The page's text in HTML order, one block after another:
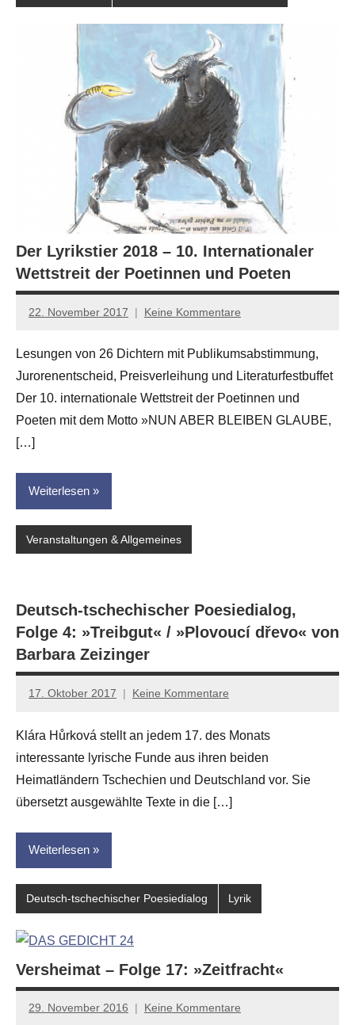
Der Lyrikstier 2018 – 10. Internationaler
Wettstreit der Poetinnen und Poeten
22. November 2017
Anton
Leitner
Keine Kommentare
Lesungen von 26 Dichtern mit Publikumsabstimmung,
Jurorenentscheid, Preisverleihung und Literaturfestbuffet
Der 10. internationale Wettstreit der Poetinnen und
Poeten mit dem Motto »NUN ABER BLEIBEN GLAUBE,
[…]
Weiterlesen
Veranstaltungen & Allgemeines
Deutsch-tschechischer Poesiedialog,
Folge 4: »Treibgut« / »Plovoucí dřevo« von
Barbara Zeizinger
17. Oktober 2017
Anton
Leitner
Keine Kommentare
Klára Hůrková stellt an jedem 17. des Monats
interessante lyrische Funde aus ihren beiden
Heimatländern Tschechien und Deutschland vor. Sie
übersetzt ausgewählte Texte in die […]
Weiterlesen
Deutsch-tschechischer Poesiedialog Lyrik
Versheimat – Folge 17: »Zeitfracht«
29. November 2016
Anton
Keine Kommentare